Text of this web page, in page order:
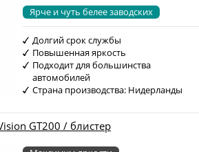
Ярче и чуть белее заводских
Долгий срок службы
Повышенная яркость
Подходит для большинства
автомобилей
Страна производства: Нидерланды
GT200 / блистер